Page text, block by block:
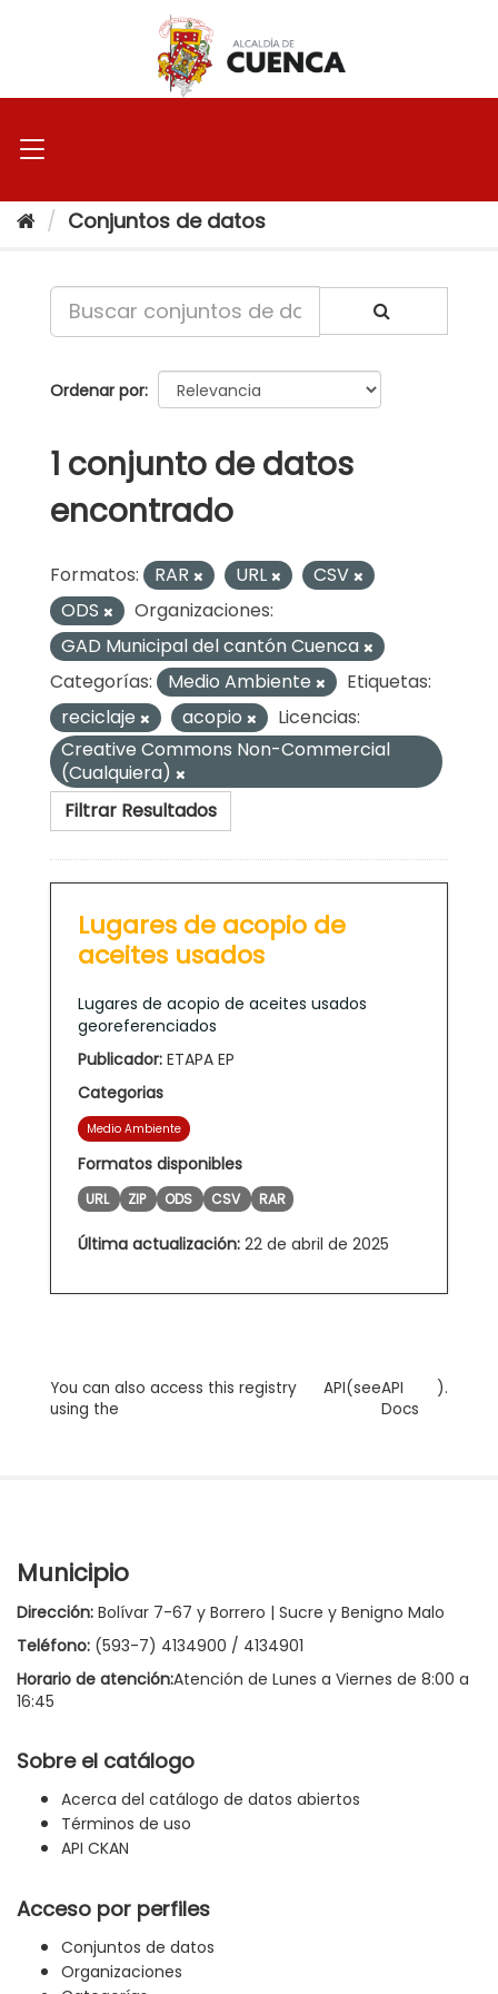
Conjuntos de datos
Ordenar por
1 conjunto de datos
encontrado
Formatos: RAR URL
CSV
ODS
Organizaciones:
GAD Municipal del cantón Cuenca
Categorías:
Medio Ambiente
Etiquetas:
reciclaje
acopio
Licencias:
Creative Commons Non-Commercial
(Cualquiera)
Filtrar Resultados
Lugares de acopio de
aceites usados
Lugares de acopio de aceites usados
georeferenciados
Publicador: ETAPA EP
Categorias
Medio Ambiente
Formatos disponibles
URL ZIP ODS CSV RAR
Última actualización: 22 de abril de 2025
You can also access this registry
using the
API(seeAPI
Docs
).
Municipio
Dirección: Bolívar 7-67 y Borrero | Sucre y Benigno Malo
Teléfono: (593-7) 4134900 / 4134901
Horario de atención:Atención de Lunes a Viernes de 8:00 a
16:45
Sobre el catálogo
Acerca del catálogo de datos abiertos
Términos de uso
API CKAN
Acceso por perfiles
Conjuntos de datos
Organizaciones